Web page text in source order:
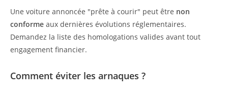
Une voiture annoncée "prête à courir" peut être non
conforme aux dernières évolutions réglementaires.
Demandez la liste des homologations valides avant tout
engagement financier.
Comment éviter les arnaques ?